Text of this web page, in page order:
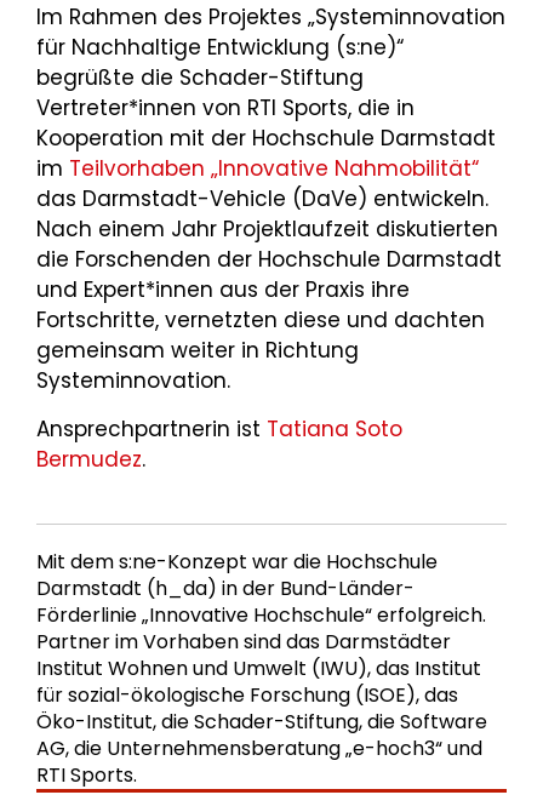
Im Rahmen des Projektes „Systeminnovation
für Nachhaltige Entwicklung (s:ne)“
begrüßte die Schader-Stiftung
Vertreter*innen von RTI Sports, die in
Kooperation mit der Hochschule Darmstadt
im Teilvorhaben „Innovative Nahmobilität“
das Darmstadt-Vehicle (DaVe) entwickeln.
Nach einem Jahr Projektlaufzeit diskutierten
die Forschenden der Hochschule Darmstadt
und Expert*innen aus der Praxis ihre
Fortschritte, vernetzten diese und dachten
gemeinsam weiter in Richtung
Systeminnovation.
Ansprechpartnerin ist Tatiana Soto
Bermudez.
Mit dem s:ne-Konzept war die Hochschule
Darmstadt (h_da) in der Bund-Länder-
Förderlinie „Innovative Hochschule“ erfolgreich.
Partner im Vorhaben sind das Darmstädter
Institut Wohnen und Umwelt (IWU), das Institut
für sozial-ökologische Forschung (ISOE), das
Öko-Institut, die Schader-Stiftung, die Software
AG, die Unternehmensberatung „e-hoch3“ und
RTI Sports.